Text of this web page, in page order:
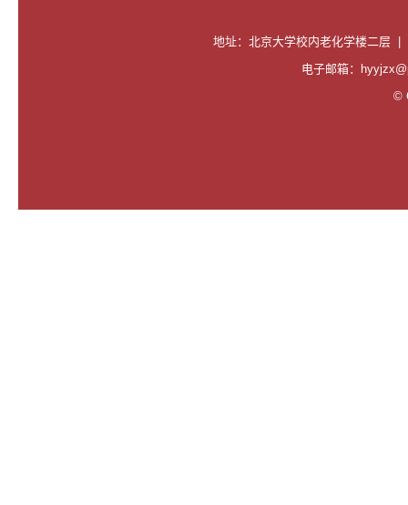
地址：北京大学校内老化学楼二层 |
电子邮箱：
©